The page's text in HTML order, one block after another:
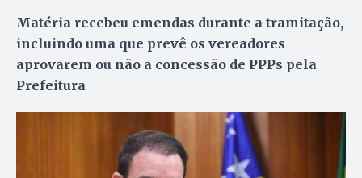
Matéria recebeu emendas durante a tramitação,
incluindo uma que prevê os vereadores
aprovarem ou não a concessão de PPPs pela
Prefeitura